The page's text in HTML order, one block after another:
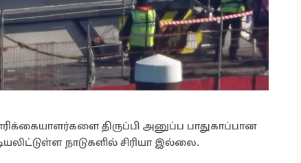
திருப்பி அனுப்ப பாதுகாப்பான
நாடுகளில் சிரியா இல்லை.